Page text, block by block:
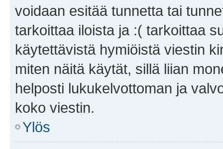
voidaan esitää tunnetta tai
tarkoittaa iloista ja :( tarkoittaa
käytettävistä hymiöistä viestin
miten näitä käytät, sillä liian
helposti lukukelvottoman ja
koko viestin.
Ylös